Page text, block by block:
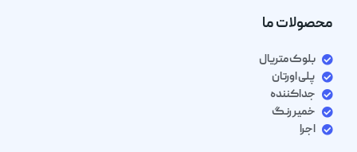
محصولات ما
بلوک متریال
پلی اورتان
جداکننده
خمیر رنگ
اجرا